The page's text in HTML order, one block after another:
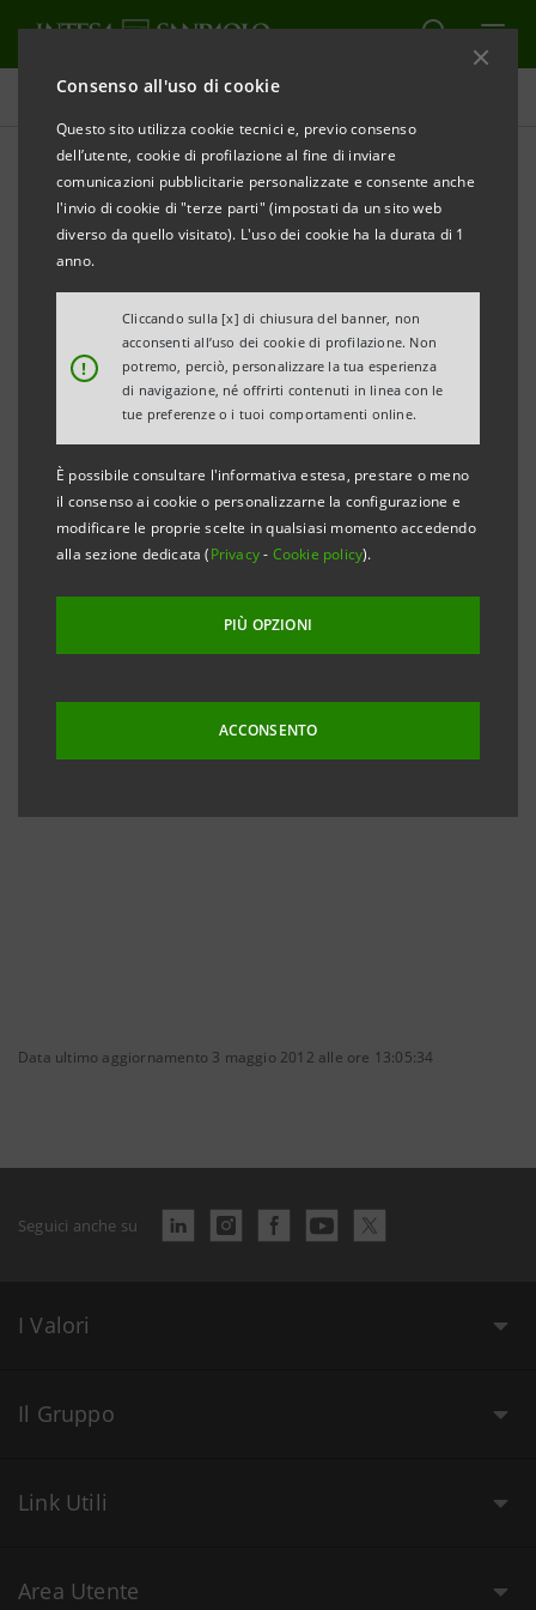
Consenso all'uso di cookie
Questo sito utilizza cookie tecnici e, previo consenso
dell’utente, cookie di profilazione al fine di inviare
comunicazioni pubblicitarie personalizzate e consente anche
l'invio di cookie di "terze parti" (impostati da un sito web
diverso da quello visitato). L'uso dei cookie ha la durata di 1
anno.
!
Cliccando sulla [x] di chiusura del banner, non
acconsenti all’uso dei cookie di profilazione. Non
potremo, perciò, personalizzare la tua esperienza
di navigazione, né offrirti contenuti in linea con le
tue preferenze o i tuoi comportamenti online.
È possibile consultare l'informativa estesa, prestare o meno
il consenso ai cookie o personalizzarne la configurazione e
modificare le proprie scelte in qualsiasi momento accedendo
alla sezione dedicata (Privacy- Cookie policy).
PIÙ OPZIONI
ACCONSENTO
Governance
Sollecitazione di deleghe di
voto
AGGIORNA
Nella presente pagina sono pubblicati gli avvisi
relativi a sollecitazioni di deleghe di voto, promosse ai
sensi degli artt. 136-144 del Decreto Legislativo 24
febbraio 1998, n. 58 e degli artt. 135-139 del
Regolamento Emittenti Consob (adottato con
delibera n. 11971 del 14 maggio 1999 e successive
Sollecitazione di deleghe di voto promossa da
Data ultimo aggiornamento 3 maggio 2012 alle ore 13:05:34
Seguici anche su
I Valori
Il Gruppo
Link Utili
Area Utente